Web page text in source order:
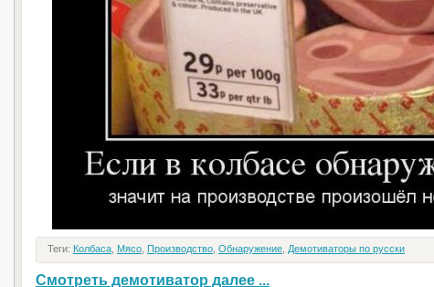
Теги: Колбаса Мясо Производство Обнаружение Демотиваторы по русски
Смотреть демотиватор далее ...